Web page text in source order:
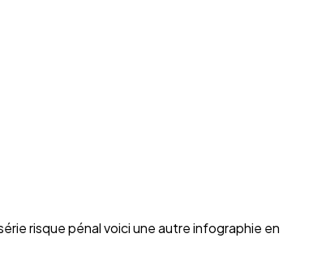
risque pénal voici une autre infographie en